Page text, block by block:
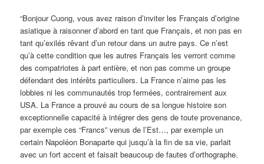
“Bonjour Cuong, vous avez raison d’inviter les Français d’origine
asiatique à raisonner d’abord en tant que Français, et non pas en
tant qu’exilés rêvant d’un retour dans un autre pays. Ce n’est
qu’à cette condition que les autres Français les verront comme
des compatriotes à part entière, et non pas comme un groupe
défendant des intérêts particuliers. La France n’aime pas les
lobbies ni les communautés trop fermées, contrairement aux
USA. La France a prouvé au cours de sa longue histoire son
exceptionnelle capacité à intégrer des gens de toute provenance,
par exemple ces “Francs” venus de l’Est…, par exemple un
certain Napoléon Bonaparte qui jusqu’à la fin de sa vie, parlait
avec un fort accent et faisait beaucoup de fautes d’orthographe.